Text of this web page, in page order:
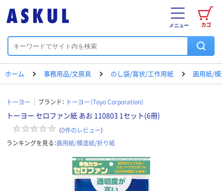
カゴ
メニュー
ホーム 事務用品/文房具 のし袋/賞状/工作用紙 画用紙/
トーヨー ブランド： トーヨー（Toyo Corporation）
トーヨー セロファン紙 あお 110803 1セット(6冊)
（0件のレビュー）
ランキングを見る：画用紙/模造紙/折り紙